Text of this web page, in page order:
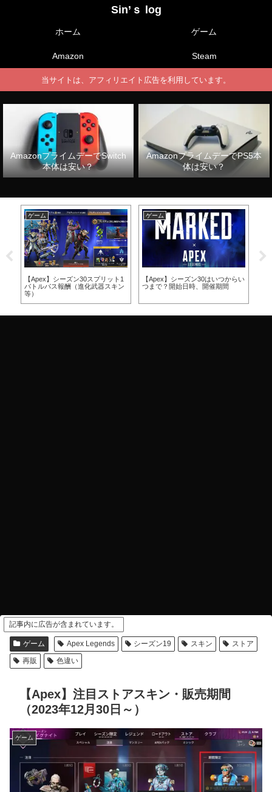
Sin’ｓ log
ホーム ゲーム
Amazon Steam
当サイトは、アフィリエイト広告を利用しています。
AmazonプライムデーでSwitch
本体は安い？
AmazonプライムデーでPS5本
体は安い？
ゲーム
【Apex】シーズン30スプリット1
バトルパス報酬（進化武器スキン
等）
ゲーム
【Apex】シーズン30はいつからい
つまで？開始日時、開催期間
記事内に広告が含まれています。
ゲーム Apex Legends シーズン19 スキン
ストア
再販
色違い
【Apex】注目ストアスキン・販売期間
（2023年12月30日～）
ゲーム